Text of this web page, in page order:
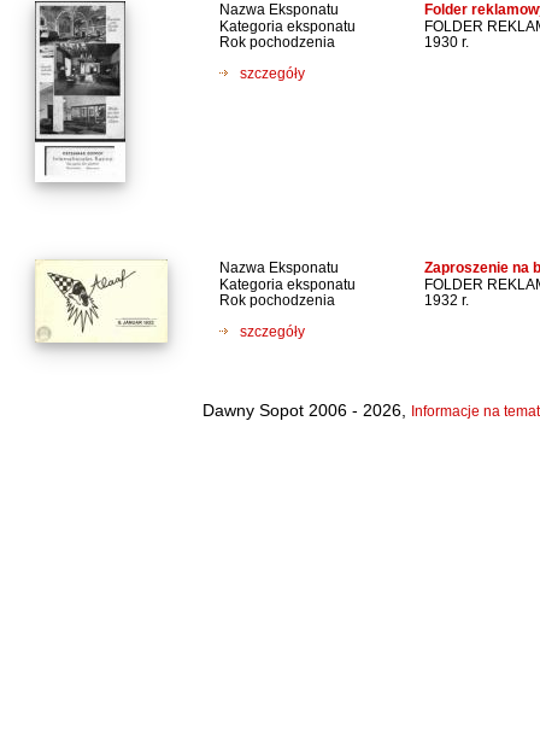
Nazwa Eksponatu Folder
Kategoria eksponatu
FOLDER
Rok pochodzenia
1930 r.
szczegóły
Nazwa Eksponatu Zaproszenie na
Kategoria eksponatu
FOLDER
Rok pochodzenia
1932 r.
szczegóły
Dawny Sopot 2006 - 2026, Informacje na